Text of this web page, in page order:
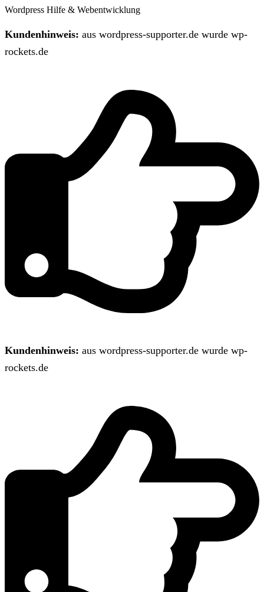
Wordpress Hilfe & Webentwicklung
Kundenhinweis: aus wordpress-supporter.de wurde wp-
rockets.de
Kundenhinweis: aus wordpress-supporter.de wurde wp-
rockets.de